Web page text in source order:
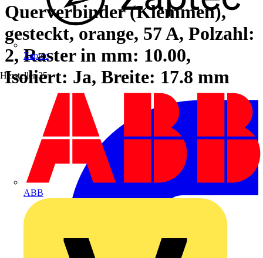
Zaptec
Hersteller 35
ABB
Querverbinder (Klemmen),
gesteckt, orange, 57 A, Polzahl:
2, Raster in mm: 10.00,
Isoliert: Ja, Breite: 17.8 mm